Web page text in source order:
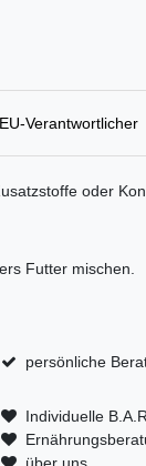
EU-Verantwortlicher
oder
Futter mischen.
persönliche
Individuelle
über uns